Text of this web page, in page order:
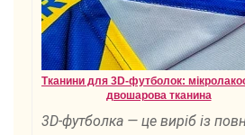
Тканини для 3D-футболок:
двошарова тканина
3D-футболка — це виріб із